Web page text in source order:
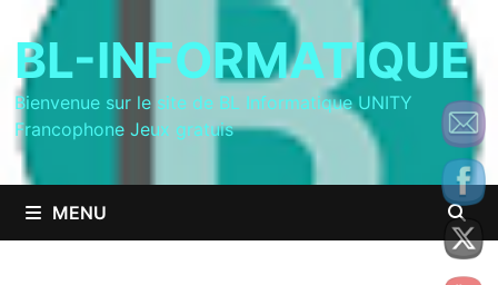
Passer
au
contenu
BL-INFORMATIQUE
Bienvenue sur le site de BL Informatique UNITY
Francophone Jeux gratuis
MENU